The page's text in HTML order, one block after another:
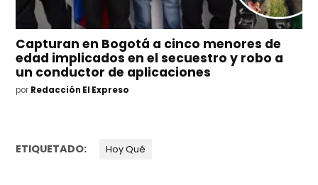
Capturan en Bogotá a cinco menores de
edad implicados en el secuestro y robo a
un conductor de aplicaciones
por Redacción El Expreso
ETIQUETADO: Hoy Qué